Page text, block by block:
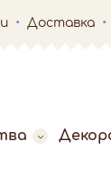
Доставка